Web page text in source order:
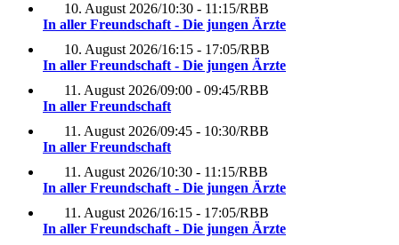
10. August 2026/10:30 - 11:15/RBB
In aller Freundschaft - Die jungen Ärzte
10. August 2026/16:15 - 17:05/RBB
In aller Freundschaft - Die jungen Ärzte
11. August 2026/09:00 - 09:45/RBB
In aller Freundschaft
11. August 2026/09:45 - 10:30/RBB
In aller Freundschaft
11. August 2026/10:30 - 11:15/RBB
In aller Freundschaft - Die jungen Ärzte
11. August 2026/16:15 - 17:05/RBB
In aller Freundschaft - Die jungen Ärzte